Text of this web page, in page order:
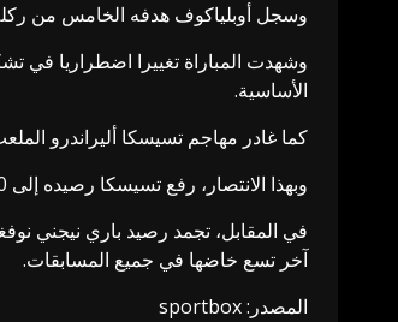
وسجل أوبلياكوف هدفه الخامس من
وشهدت المباراة تغييرا اضطراريا في
الأساسية.
كما غادر مهاجم تسيسكا أليراندرو الملعب مبكرا في الدقيقة 32 بسبب
وبهذا الانتصار، رفع تسيسكا رصيده إلى 30 نقطة في صدارة ترتيب الدوري، متقدما بفارق نقطة واحدة عن كراسنودار الوصيف وحامل اللقب، الذي سيواجه غدا الأحد نادي سبارتاك موسكو.
في المقابل، تجمد رصيد باري نيجني
آخر تسع خاضها في جميع المسابقات.
المصدر: sportbox